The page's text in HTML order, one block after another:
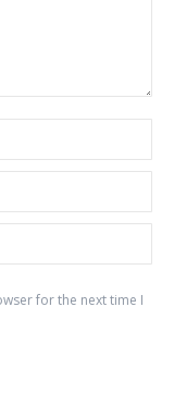
for the next time I